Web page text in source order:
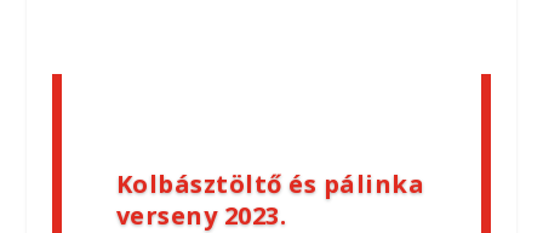
Kolbásztöltő és pálinka
verseny 2023.